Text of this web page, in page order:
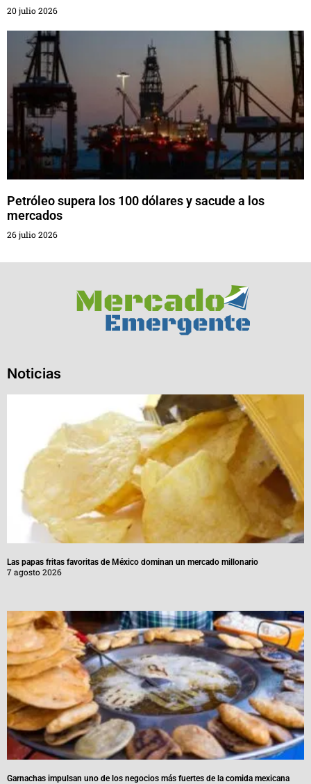
20 julio 2026
Petróleo supera los 100 dólares y sacude a los
mercados
26 julio 2026
Noticias
Las papas fritas favoritas de México dominan un mercado millonario
7 agosto 2026
Garnachas impulsan uno de los negocios más fuertes de la comida mexicana